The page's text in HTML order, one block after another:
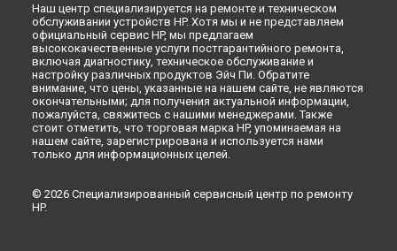
Наш центр специализируется на ремонте и техническом
обслуживании устройств HP. Хотя мы и не представляем
официальный сервис HP, мы предлагаем
высококачественные услуги постгарантийного ремонта,
включая диагностику, техническое обслуживание и
настройку различных продуктов Эйч Пи. Обратите
внимание, что цены, указанные на нашем сайте, не являются
окончательными; для получения актуальной информации,
пожалуйста, свяжитесь с нашими менеджерами. Также
стоит отметить, что торговая марка HP, упоминаемая на
нашем сайте, зарегистрирована и используется нами
только для информационных целей.
© 2026 Специализированный сервисный центр по ремонту
HP.